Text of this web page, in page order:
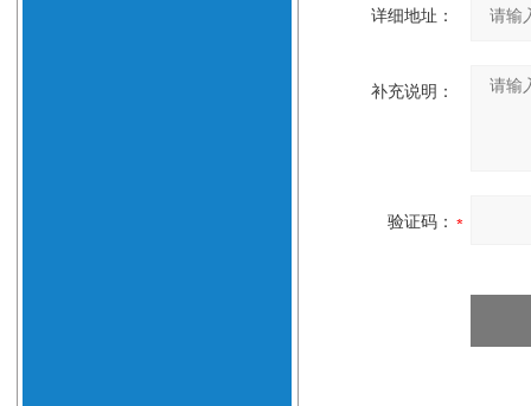
详细地址：
补充说明：
验证码：